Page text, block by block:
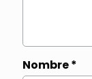
Nombre*